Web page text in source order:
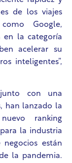
de los viajes
Google,
en la categoría
acelerar su
inteligentes”,
junto con una
han lanzado la
ranking
la industria
están
la pandemia.